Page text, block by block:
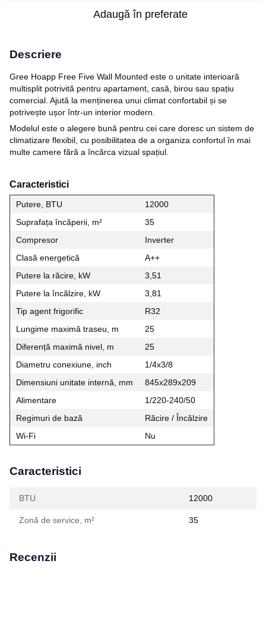
Adaugă în preferate
Descriere
Gree Hoapp Free Five Wall Mounted este o unitate interioară
multisplit potrivită pentru apartament, casă, birou sau spațiu
comercial. Ajută la menținerea unui climat confortabil și se
potrivește ușor într-un interior modern.
Modelul este o alegere bună pentru cei care doresc un sistem de
climatizare flexibil, cu posibilitatea de a organiza confortul în mai
multe camere fără a încărca vizual spațiul.
Caracteristici
Putere, BTU
12000
Suprafața încăperii, m²
35
Compresor
Inverter
Clasă energetică
A++
Putere la răcire, kW
3,51
Putere la încălzire, kW
3,81
Tip agent frigorific
R32
Lungime maximă traseu, m
25
Diferență maximă nivel, m
25
Diametru conexiune, inch
1/4x3/8
Dimensiuni unitate internă, mm
845x289x209
Alimentare
1/220-240/50
Regimuri de bază
Răcire / Încălzire
Wi‑Fi
Nu
Caracteristici
BTU 12000
Zonă de service, m² 35
Recenzii